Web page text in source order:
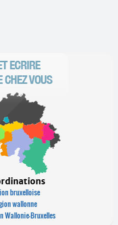
bruxelloise
wallonne
Wallonie-Bruxelles